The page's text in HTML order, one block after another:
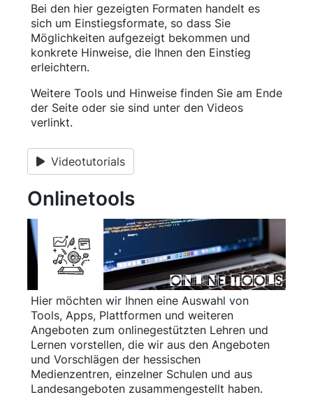
Bei den hier gezeigten Formaten handelt es
sich um Einstiegsformate, so dass Sie
Möglichkeiten aufgezeigt bekommen und
konkrete Hinweise, die Ihnen den Einstieg
erleichtern.
Weitere Tools und Hinweise finden Sie am Ende
der Seite oder sie sind unter den Videos
verlinkt.
Videotutorials
Onlinetools
Hier möchten wir Ihnen eine Auswahl von
Tools, Apps, Plattformen und weiteren
Angeboten zum onlinegestützten Lehren und
Lernen vorstellen, die wir aus den Angeboten
und Vorschlägen der hessischen
Medienzentren, einzelner Schulen und aus
Landesangeboten zusammengestellt haben.